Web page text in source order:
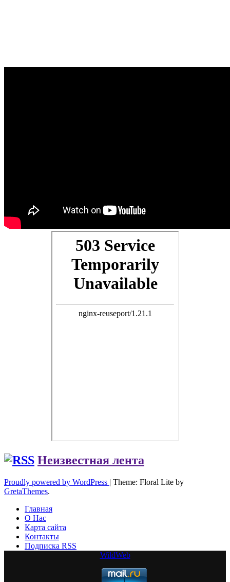
Неизвестная лента
Proudly powered by WordPress | Theme: Floral Lite by
GretaThemes.
Главная
О Нас
Карта сайта
Контакты
Подписка RSS
WildWeb